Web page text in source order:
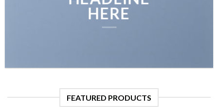
HERE
FEATURED PRODUCTS